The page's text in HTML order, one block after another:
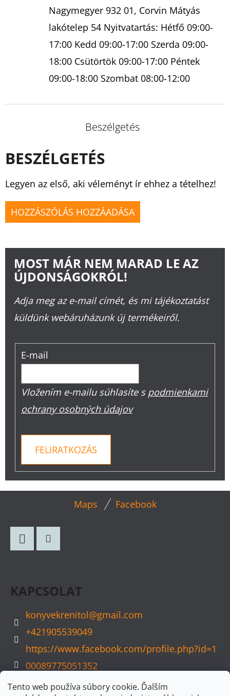
Tento web používa súbory cookie. Ďalším
Nagymegyer 932 01, Corvin Mátyás
lakótelep 54 Nyitvatartás: Hétfő 09:00-
17:00 Kedd 09:00-17:00 Szerda 09:00-
18:00 Csütörtök 09:00-17:00 Péntek
09:00-18:00 Szombat 08:00-12:00
Beszélgetés
BESZÉLGETÉS
Legyen az első, aki véleményt ír ehhez a tételhez!
HOZZÁSZÓLÁS HOZZÁADÁSA
MOST MÁR NEM MARAD LE AZ
ÚJDONSÁGOKRÓL!
Adja meg az e-mail címét, és mi tájékoztatást
küldünk webáruházunk új termékeiről.
E-mail
Vložením e-mailu súhlasíte s podmienkami
ochrany osobných údajov
FELIRATKOZÁS
Maps Facebook
KAPCSOLAT
konyvekrenitol@gmail.com
+421905539049
https://www.facebook.com/profile.php?id=1
00089775051352
konyvvarazs